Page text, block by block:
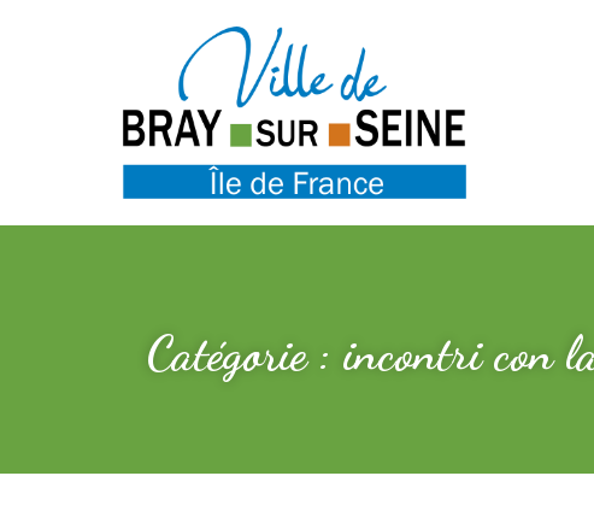
Catégorie : incontri con